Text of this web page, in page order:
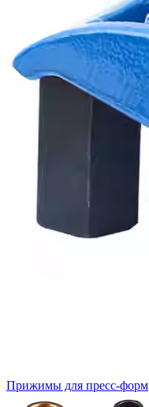
Прижимы для пресс-форм